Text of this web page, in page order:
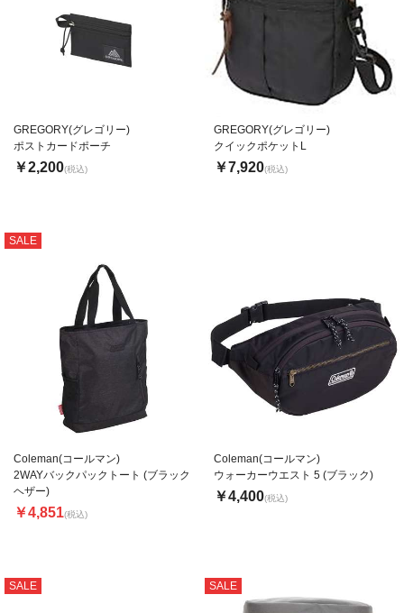
GREGORY(グレゴリー)
ポストカードポーチ
￥2,200(税込)
GREGORY(グレゴリー)
クイックポケットL
￥7,920(税込)
SALE
Coleman(コールマン)
2WAYバックパックトート (ブラック
ヘザー)
￥4,851(税込)
Coleman(コールマン)
ウォーカーウエスト 5 (ブラック)
￥4,400(税込)
SALE SALE